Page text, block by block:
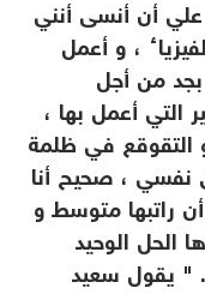
أن أنسى أنني
، و أعمل
من أجل
أعمل بها ،
التقوقع في ظلمة
نفسي ، صحيح أنا
راتبها متوسط و
الحل الوحيد
. " يقول سعيد